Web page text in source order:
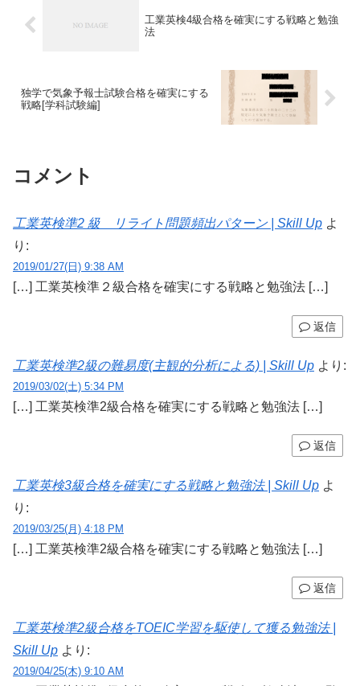
工業英検4級合格を確実にする戦略と勉強
法
独学で気象予報士試験合格を確実にする
戦略[学科試験編]
コメント
工業英検準2 級 リライト問題頻出パターン | Skill Up よ
り:
2019/01/27(日) 9:38 AM
[…] 工業英検準２級合格を確実にする戦略と勉強法 […]
返信
工業英検準2級の難易度(主観的分析による) | Skill Up より:
2019/03/02(土) 5:34 PM
[…] 工業英検準2級合格を確実にする戦略と勉強法 […]
返信
工業英検3級合格を確実にする戦略と勉強法 | Skill Up よ
り:
2019/03/25(月) 4:18 PM
[…] 工業英検準2級合格を確実にする戦略と勉強法 […]
返信
工業英検準2級合格をTOEIC学習を駆使して獲る勉強法 |
Skill Up より:
2019/04/25(木) 9:10 AM